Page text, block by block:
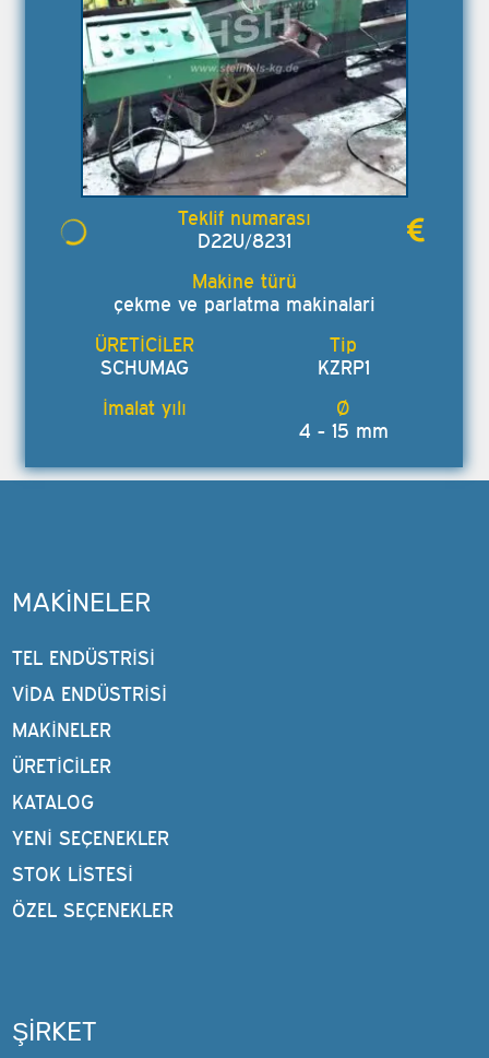
D22U/8231
çekme ve parlatma makinalari
SCHUMAG KZRP1
4 - 15 mm
MAKINELER
TEL ENDÜSTRISI
VIDA ENDÜSTRISI
MAKINELER
ÜRETİCİLER
KATALOG
YENI SEÇENEKLER
STOK LISTESI
ÖZEL SEÇENEKLER
ŞIRKET